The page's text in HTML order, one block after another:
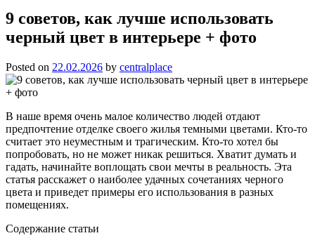
9 советов, как лучше использовать
черный цвет в интерьере + фото
Posted on 22.02.2026 by centralplace
В наше время очень малое количество людей отдают
предпочтение отделке своего жилья темными цветами. Кто-то
считает это неуместным и трагическим. Кто-то хотел бы
попробовать, но не может никак решиться. Хватит думать и
гадать, начинайте воплощать свои мечты в реальность. Эта
статья расскажет о наиболее удачных сочетаниях черного
цвета и приведет примеры его использования в разных
помещениях.
Содержание статьи